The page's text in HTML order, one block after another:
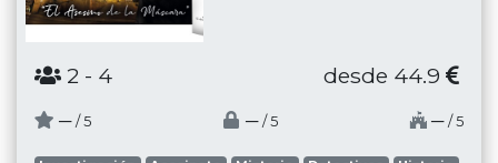
2 - 4 desde 44.9
─ / 5 ─ / 5 ─ / 5